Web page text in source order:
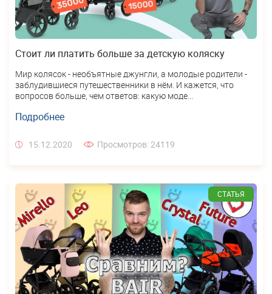
Стоит ли платить больше за детскую коляску
Мир колясок - необъятные джунгли, а молодые родители -
заблудившиеся путешественники в нём. И кажется, что
вопросов больше, чем ответов: какую моде...
Подробнее
15.12.2020 Просмотров: 24119
СТАТЬЯ